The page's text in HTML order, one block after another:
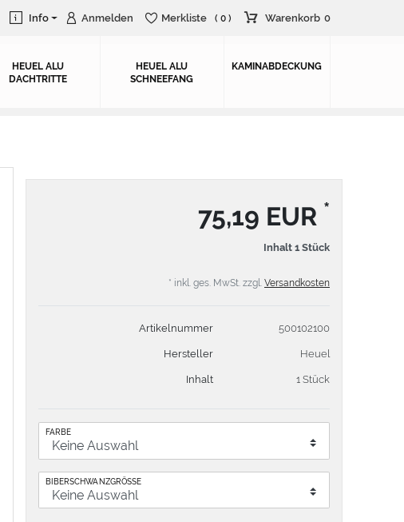
Info Anmelden Merkliste ( 0 ) Warenkorb 0
HEUEL ALU
DACHTRITTE
HEUEL ALU
SCHNEEFANG
KAMINABDECKUNG
75,19 EUR *
Inhalt 1 Stück
* inkl. ges. MwSt. zzgl. Versandkosten
Artikelnummer 500102100
Hersteller Heuel
Inhalt 1 Stück
FARBE
BIBERSCHWANZGRÖSSE